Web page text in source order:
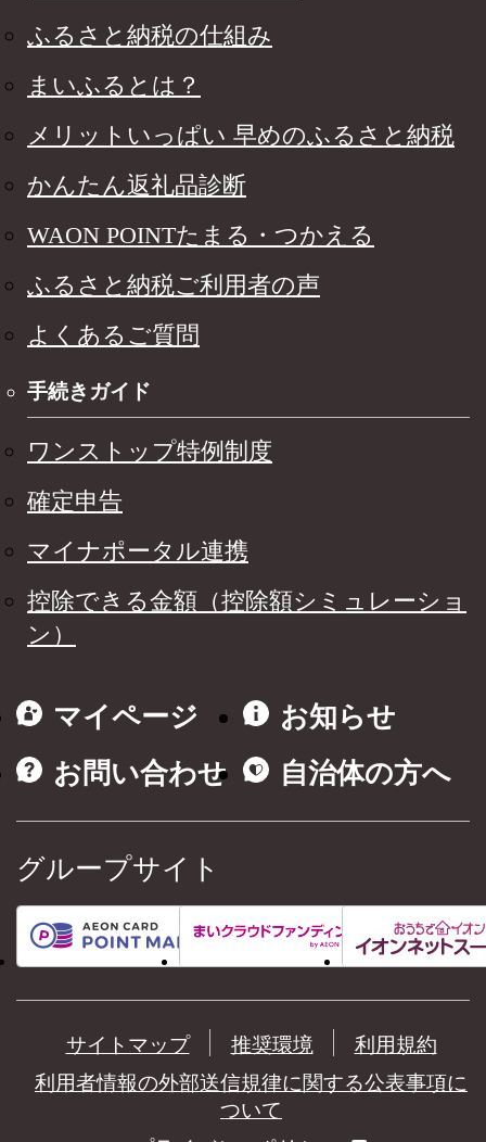
ふるさと納税の仕組み
まいふるとは？
メリットいっぱい 早めのふるさと納税
かんたん返礼品診断
WAON POINTたまる・つかえる
ふるさと納税ご利用者の声
よくあるご質問
手続きガイド
ワンストップ特例制度
確定申告
マイナポータル連携
控除できる金額（控除額シミュレーショ
ン）
マイページ
お知らせ
お問い合わせ
自治体の方へ
グループサイト
サイトマップ 推奨環境
利用規約
利用者情報の外部送信規律に関する公表事項に
ついて